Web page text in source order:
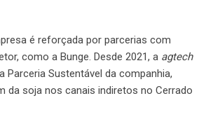
é reforçada por parcerias com
como a Bunge. Desde 2021, a agtech
Parceria Sustentável da companhia,
da soja nos canais indiretos no Cerrado